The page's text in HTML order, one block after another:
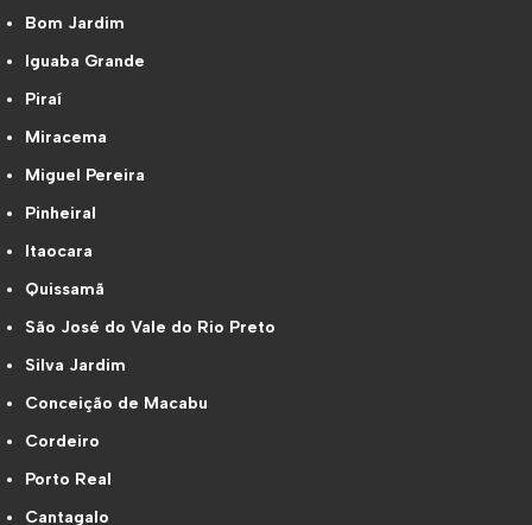
Bom Jardim
Iguaba Grande
Piraí
Miracema
Miguel Pereira
Pinheiral
Itaocara
Quissamã
São José do Vale do Rio Preto
Silva Jardim
Conceição de Macabu
Cordeiro
Porto Real
Cantagalo